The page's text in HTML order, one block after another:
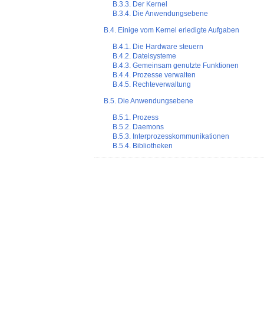
B.3.3. Der Kernel
B.3.4. Die Anwendungsebene
B.4. Einige vom Kernel erledigte Aufgaben
B.4.1. Die Hardware steuern
B.4.2. Dateisysteme
B.4.3. Gemeinsam genutzte Funktionen
B.4.4. Prozesse verwalten
B.4.5. Rechteverwaltung
B.5. Die Anwendungsebene
B.5.1. Prozess
B.5.2. Daemons
B.5.3. Interprozesskommunikationen
B.5.4. Bibliotheken